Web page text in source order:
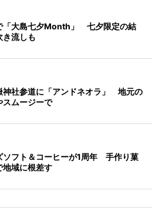
「大島七夕Month」 七夕限定の結
き流しも
神社参道に「アンドネオラ」 地元の
スムージーで
ソフト＆コーヒーが1周年 手作り菓
地域に根差す